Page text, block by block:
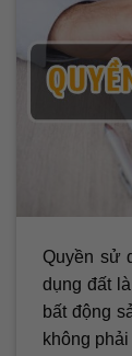
Quyền sử
dụng đất
bất động
không